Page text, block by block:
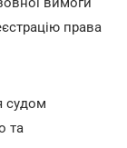
права
судом
та